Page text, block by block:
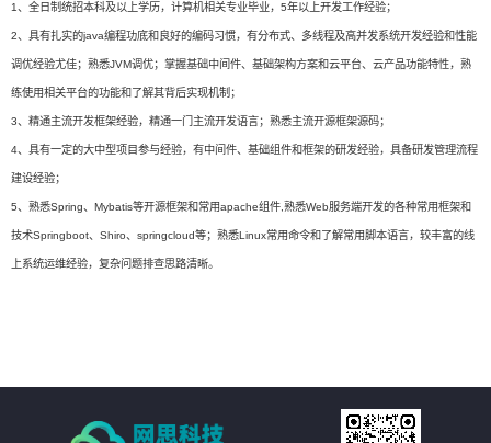
1、全日制统招本科及以上学历，计算机相关专业毕业，5年以上开发工作经验；
2、具有扎实的java编程功底和良好的编码习惯，有分布式、多线程及高并发系统开发经验和性能
调优经验尤佳；熟悉JVM调优；掌握基础中间件、基础架构方案和云平台、云产品功能特性，熟
练使用相关平台的功能和了解其背后实现机制；
3、精通主流开发框架经验，精通一门主流开发语言；熟悉主流开源框架源码；
4、具有一定的大中型项目参与经验，有中间件、基础组件和框架的研发经验，具备研发管理流程
建设经验；
5、熟悉Spring、Mybatis等开源框架和常用apache组件,熟悉Web服务端开发的各种常用框架和
技术Springboot、Shiro、springcloud等；熟悉Linux常用命令和了解常用脚本语言，较丰富的线
上系统运维经验，复杂问题排查思路清晰。